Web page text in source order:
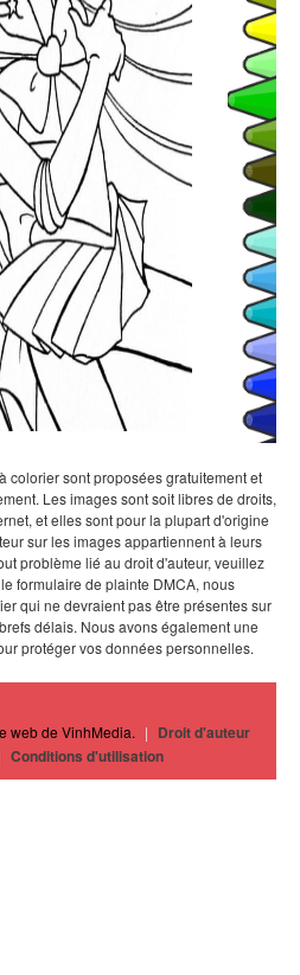
colorier sont proposées gratuitement et
Les images sont soit libres de droits,
et elles sont pour la plupart d'origine
sur les images appartiennent à leurs
problème lié au droit d'auteur, veuillez
formulaire de plainte DMCA, nous
qui ne devraient pas être présentes sur
délais. Nous avons également une
protéger vos données personnelles.
web de VinhMedia. | Droit d'auteur
Conditions d'utilisation